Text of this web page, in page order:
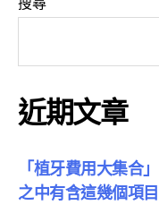
近期文章
「植牙費用大集合
之中有含這幾個項目